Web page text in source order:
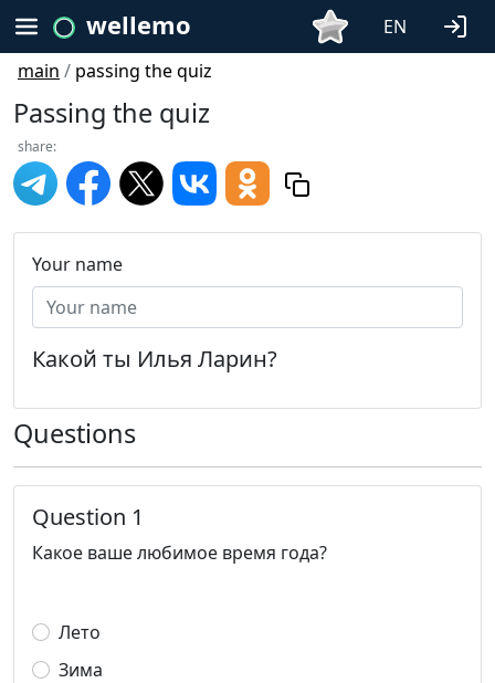
wellemo
EN
main / passing the quiz
Passing the quiz
share:
Your name
Какой ты Илья Ларин?
Questions
Question 1
Какое ваше любимое время года?
Лето
Зима